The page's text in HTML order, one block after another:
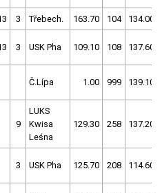
3 Třebech. 163.70 104 134.00
3 USK Pha 109.10 108 137.60
Č.Lípa 1.00 999 139.10
9
LUKS
Kwisa
Leśna
129.30 258 137.20
3 USK Pha 125.70 208 114.60